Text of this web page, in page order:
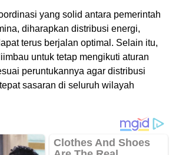
yang solid antara pemerintah
diharapkan distribusi energi,
terus berjalan optimal. Selain itu,
untuk tetap mengikuti aturan
peruntukannya agar distribusi
sasaran di seluruh wilayah